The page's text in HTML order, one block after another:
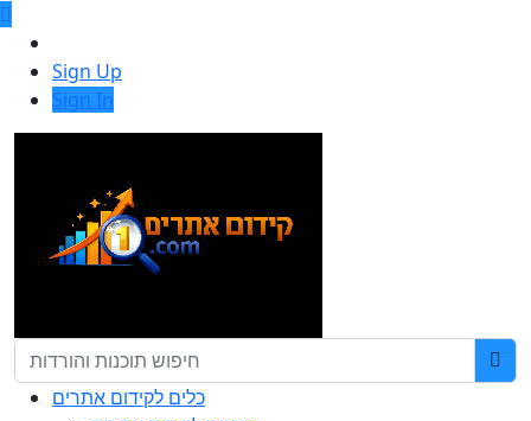
Sign Up
Sign In
כלים לקידום אתרים